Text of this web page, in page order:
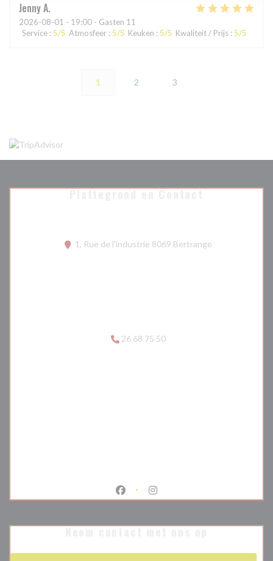
JennyA
2026-08-01 - 19:00 - Gasten 11
Service : 5/5 Atmosfeer : 5/5 Keuken : 5/5 Kwaliteit / Prijs : 5/5
1 2 3
Plattegrond en Contact
1, Rue de l'industrie 8069 Bertrange
26 68 75 50
Facebook ((opent in een nieuw
Instagram ((opent in een
Neem contact met ons op